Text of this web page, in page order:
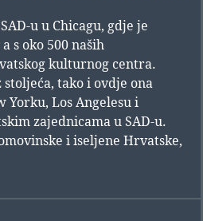
u u Chicagu, gdje je
s oko 500 naših
kulturnog centra.
tako i ovdje ona
Yorku, Los Angelesu i
zajednicama u SAD-u.
i iseljene Hrvatske,